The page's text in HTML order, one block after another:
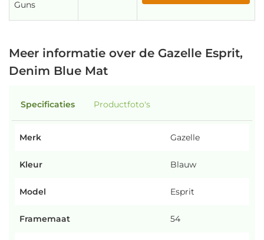
Guns
Meer informatie over de Gazelle Esprit,
Denim Blue Mat
Specificaties Productfoto's
Merk Gazelle
Kleur Blauw
Model Esprit
Framemaat 54